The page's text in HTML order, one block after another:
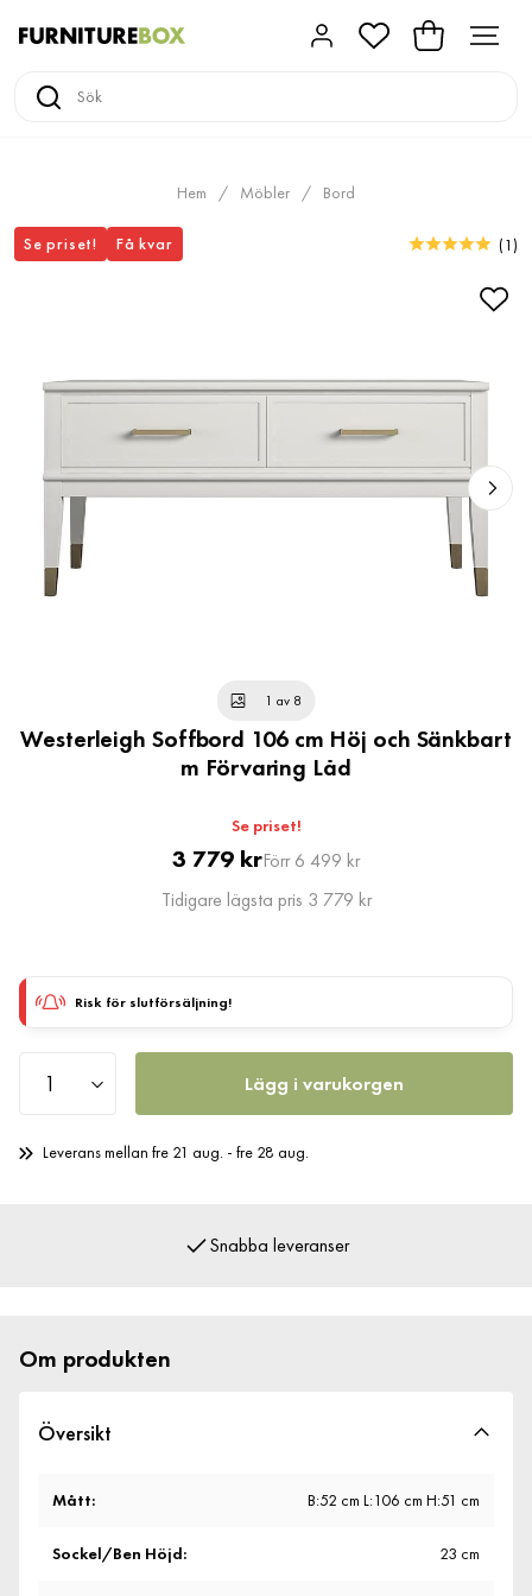
Hem Möbler Bord
Se priset! Få kvar (1 )
1 av 8
Westerleigh Soffbord 106 cm Höj och Sänkbart
m Förvaring Låd
Se priset!
Pris
3 779 krOriginal
Pris
Förr 6 499 kr
Tidigare lägsta pris 3 779 kr
Risk för slutförsäljning!
Lägg i varukorgen
Leverans mellan fre 21 aug. - fre 28 aug.
Snabba leveranser
Om produkten
Översikt
Mått: B:52 cm L:106 cm H:51 cm
Sockel/Ben Höjd: 23 cm